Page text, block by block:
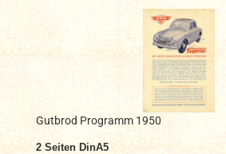
Gutbrod Programm 1950
2 Seiten DinA5